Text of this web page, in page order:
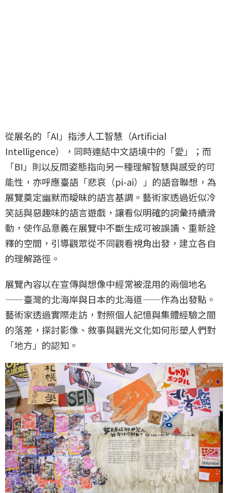
從展名的「AI」指涉人工智慧（Artificial
Intelligence），同時連結中文語境中的「愛」；而
「BI」則以反問姿態指向另一種理解智慧與感受的可
能性，亦呼應臺語「悲哀（pi-ai）」的語音聯想，為
展覽奠定幽默而曖昧的語言基調。藝術家透過近似冷
笑話與惡趣味的語言遊戲，讓看似明確的詞彙持續滑
動，使作品意義在展覽中不斷生成可被誤讀、重新詮
釋的空間，引導觀眾從不同觀看視角出發，建立各自
的理解路徑。
展覽內容以在宣傳與想像中經常被混用的兩個地名
——臺灣的北海岸與日本的北海道——作為出發點。
藝術家透過實際走訪，對照個人記憶與集體經驗之間
的落差，探討影像、敘事與觀光文化如何形塑人們對
「地方」的認知。